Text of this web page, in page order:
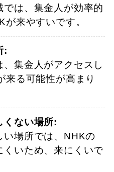
では、集金人が効率的
来やすいです。
:
集金人がアクセスし
来る可能性が高まり
くない場所:
い場所では、NHKの
いため、来にくいで